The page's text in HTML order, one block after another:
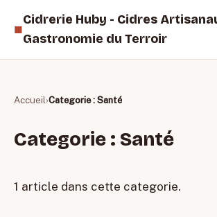
■
Cidrerie Huby - Cidres
Gastronomie du Terroir
Accueil Categorie : Santé
Categorie : Santé
1 article dans cette categorie.